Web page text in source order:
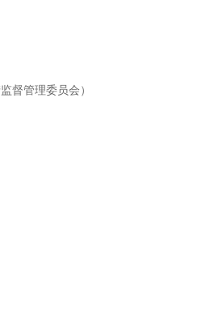
督管理委员会）